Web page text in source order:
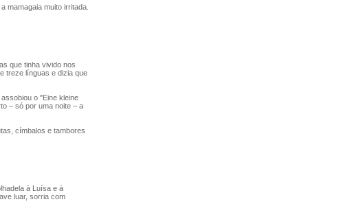
mamagaia muito irritada.
que tinha vivido nos
treze línguas e dizia que
o "Eine kleine
– só por uma noite – a
címbalos e tambores
à Luísa e à
luar, sorria com